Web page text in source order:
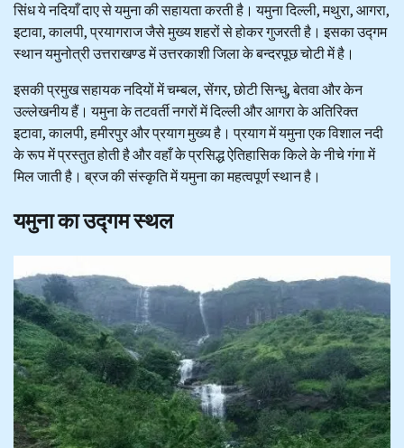
सिंध ये नदियाँ दाए से यमुना की सहायता करती है। यमुना दिल्ली, मथुरा, आगरा,
इटावा, कालपी, प्रयागराज जैसे मुख्य शहरों से होकर गुजरती है। इसका उद्गम
स्थान यमुनोत्री उत्तराखण्ड में उत्तरकाशी जिला के बन्दरपूछ चोटी में है।
इसकी प्रमुख सहायक नदियों में चम्बल, सेंगर, छोटी सिन्धु, बेतवा और केन
उल्लेखनीय हैं। यमुना के तटवर्ती नगरों में दिल्ली और आगरा के अतिरिक्त
इटावा, कालपी, हमीरपुर और प्रयाग मुख्य है। प्रयाग में यमुना एक विशाल नदी
के रूप में प्रस्तुत होती है और वहाँ के प्रसिद्ध ऐतिहासिक किले के नीचे गंगा में
मिल जाती है। ब्रज की संस्कृति में यमुना का महत्वपूर्ण स्थान है।
यमुना का उद्गम स्थल